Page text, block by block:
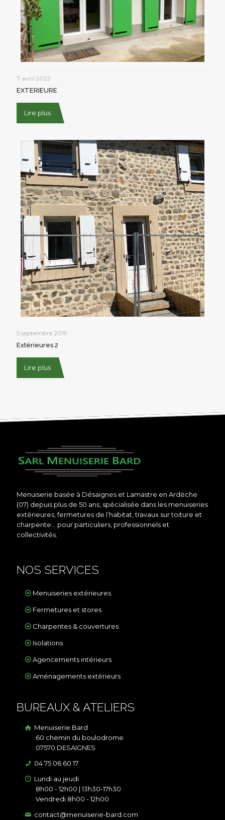
7 avril 2022
EXTERIEURE
Lire plus
5 septembre 2019
Extérieures 2
Lire plus
Menuiserie basée à Désaignes et Lamastre en Ardèche
(07) depuis plus de 50 ans, spécialisée dans les menuiseries
extérieures, fermetures de l’habitat, travaux sur toiture et
charpente… pour particuliers, professionnels et
collectivités.
NOS SERVICES
Menuiseries extérieures
Fermetures et stores
Charpentes & couvertures
Isolations
Agencements intérieurs
Aménagements extérieurs
BUREAUX & ATELIERS
Menuiserie Bard
60 chemin du boulodrome
07570 DESAIGNES
04 75 06 60 17
Lundi au jeudi
8h00 - 12h00 | 13h30-17h30
Vendredi 8h00 - 12h00
contact@menuiserie-bard.com